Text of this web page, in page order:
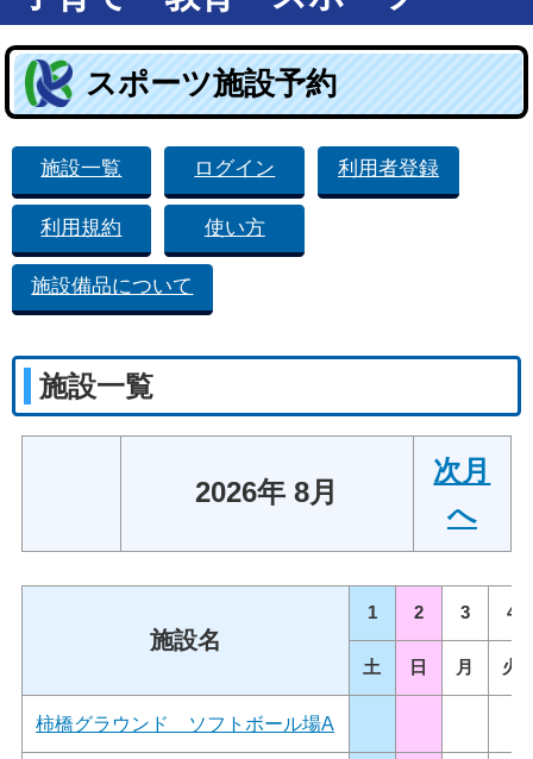
スポーツ施設予約
施設一覧 ログイン 利用者登録
利用規約 使い方
施設備品について
施設一覧
2026年 8月
次月
へ
施設名
1 2 3 4
土 日 月 火
柿橋グラウンド ソフトボール場A